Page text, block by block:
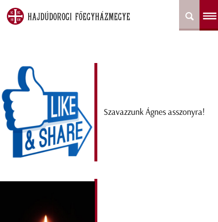
Szavazzunk Ágnes asszonyra!